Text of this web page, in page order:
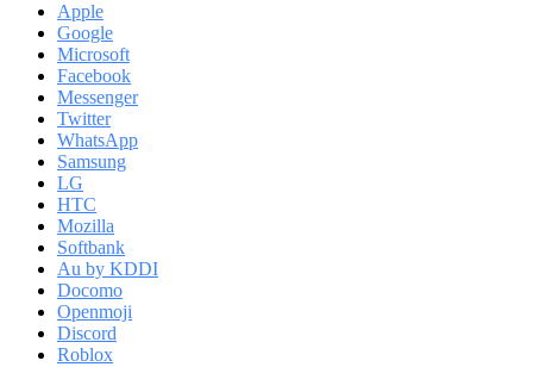
Apple
Google
Microsoft
Facebook
Messenger
Twitter
WhatsApp
Samsung
LG
HTC
Mozilla
Softbank
Au by KDDI
Docomo
Openmoji
Discord
Roblox